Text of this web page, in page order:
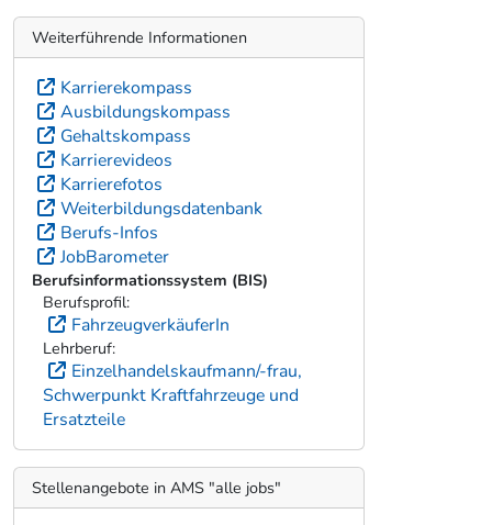
Weiterführende Informationen
Karrierekompass
Ausbildungskompass
Gehaltskompass
Karrierevideos
Karrierefotos
Weiterbildungsdatenbank
Berufs-Infos
JobBarometer
Berufsinformationssystem (BIS)
Berufsprofil:
FahrzeugverkäuferIn
Lehrberuf:
Einzelhandelskaufmann/-frau,
Schwerpunkt Kraftfahrzeuge und
Ersatzteile
Stellenangebote in AMS "alle jobs"